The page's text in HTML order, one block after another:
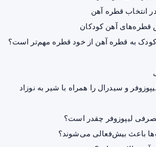
در انتخاب قطره آهن
آهن کودکان
به قطره آهن از خود قطره مهم‌تر است؟
و سیدرال را همراه با شیر به نوزاد